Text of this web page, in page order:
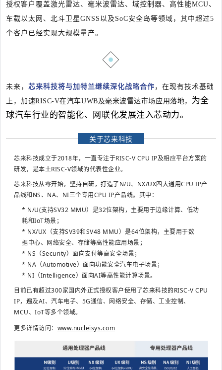
授权客户覆盖激光雷达、毫米波雷达、域控制器、高性能MCU、
车载以太网、北斗卫星GNSS以及SoC安全岛等领域，其中超过5
个客户已经实现大规模量产。
未来， 芯来科技将与加特兰继续深化战略合作 ，在现有技术基础
上， 加速RISC-V在汽车UWB及毫米波雷达市场应用落地， 为全
球汽车行业的智能化、网联化发展注入芯动力。
关于芯来科技
芯来科技成立于2018年，一直专注于RISC-V CPU IP及相应平台方案的
研发，是本土RISC-V领域的代表性企业。
芯来科技从零开始，坚持自研，打造了N/U、NX/UX四大通用CPU IP产
品线和NS、NA、NI三个专用CPU IP产品线。 其中：
* N/U(支持SV32 MMU）是32位架构，主要用于边缘计算、低功
耗和IoT场景；
* NX/UX（支持SV39和SV48 MMU）是64位架构，主要用于数
据中心、网络安全、存储等高性能应用场景；
* NS（Security）面向支付等高安全场景；
* NA（Automotive）面向功能安全汽车电子场景；
* NI（Intelligence）面向AI等高性能计算场景。
目前已有超过300家国内外正式授权客户使用了芯来科技的RISC-V CPU
IP，遍及AI、汽车电子、5G通信、网络安全、存储、工业控制、
MCU、IoT等多个领域。
更多详情访问： www.nucleisys.com